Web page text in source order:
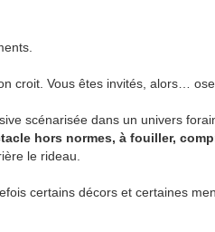
croit. Vous êtes invités, alors…
scénarisée dans un univers
hors normes, à fouiller,
le rideau.
certains décors et certaines